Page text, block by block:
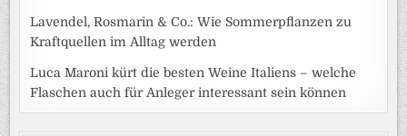
Lavendel, Rosmarin & Co.: Wie Sommerpflanzen zu
Kraftquellen im Alltag werden
Luca Maroni kürt die besten Weine Italiens – welche
Flaschen auch für Anleger interessant sein können